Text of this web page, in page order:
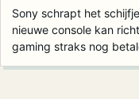
Sony schrapt het
nieuwe console kan
gaming straks nog